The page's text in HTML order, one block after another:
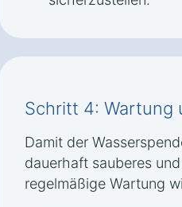
Schritt 4: Wartung
Damit der
dauerhaft sauberes
regelmäßige Wartung